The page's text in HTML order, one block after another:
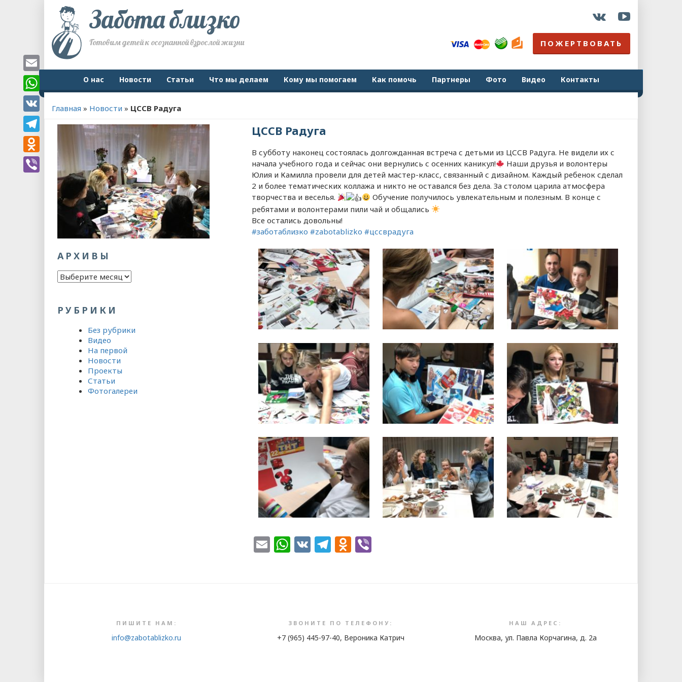
Забота близко
Готовим детей к осознанной взрослой жизни ПОЖЕРТВОВАТЬ
О нас Новости Статьи Что мы делаем Кому мы помогаем Как помочь Партнеры Фото Видео Контакты
Главная » Новости » ЦССВ Радуга
ЦССВ Радуга
В субботу наконец состоялась долгожданная встреча с детьми из ЦССВ Радуга. Не видели их с
начала учебного года и сейчас они вернулись с осенних каникул!
Наши друзья и волонтеры
Юлия и Камилла провели для детей мастер-класс, связанный с дизайном. Каждый ребенок сделал
2 и более тематических коллажа и никто не оставался без дела. За столом царила атмосфера
творчества и веселья.
Обучение получилось увлекательным и полезным. В конце с
ребятами и волонтерами пили чай и общались
Все остались довольны!
#заботаблизко #zabotablizko #цссврадуга
EmailWhatsApp
VKTelegram
Odnoklassniki
Viber
АРХИВЫ
Архивы
РУБРИКИ
Без рубрики
Видео
На первой
Новости
Проекты
Статьи
Фотогалереи
Email
WhatsApp
VK
Telegram
Odnoklassniki
ПИШИТЕ НАМ:
info@zabotablizko.ru
ЗВОНИТЕ ПО ТЕЛЕФОНУ:
+7 (965) 445-97-40, Вероника Катрич
НАШ АДРЕС:
Москва, ул. Павла Корчагина, д. 2а